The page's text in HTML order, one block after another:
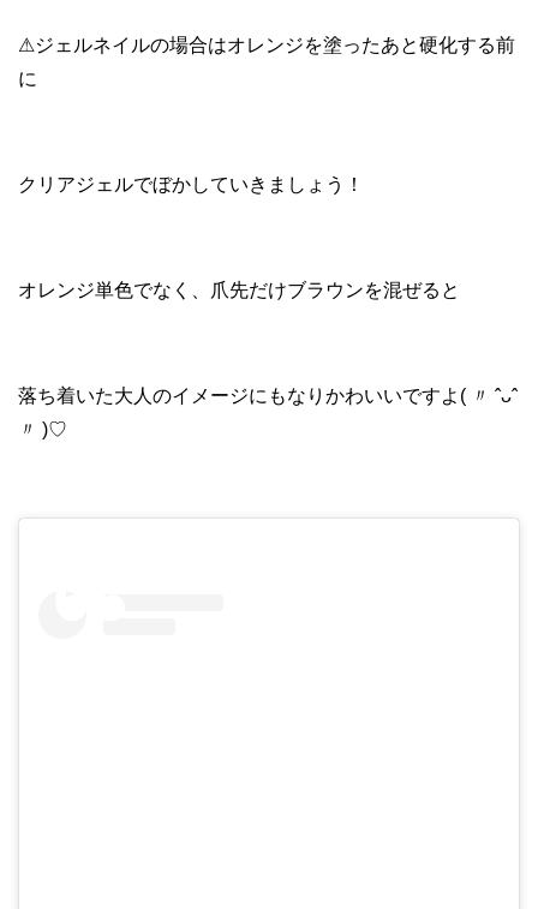
⚠︎ジェルネイルの場合はオレンジを塗ったあと硬化する前
に
クリアジェルでぼかしていきましょう！
オレンジ単色でなく、爪先だけブラウンを混ぜると
落ち着いた大人のイメージにもなりかわいいですよ( 〃 ˆᴗˆ
〃 )♡